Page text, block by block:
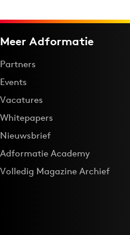
Meer Adformatie
Partners
Events
Vacatures
Whitepapers
Nieuwsbrief
Adformatie Academy
Volledig Magazine Archief